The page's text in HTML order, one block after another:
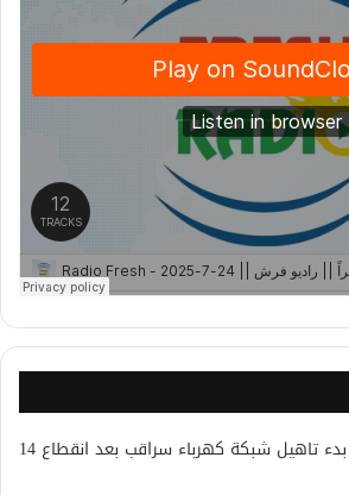
وزير الطاقة السوري: بدء تاهيل شبكة كهرباء سراقب بعد انقطاع 14